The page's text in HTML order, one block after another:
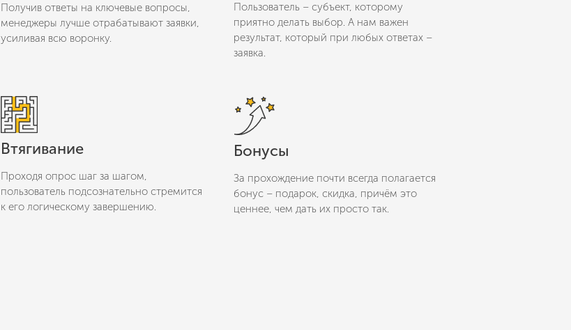
Получив ответы на ключевые вопросы,
менеджеры лучше отрабатывают заявки,
усиливая всю воронку.
Пользователь – субъект, которому
приятно делать выбор. А нам важен
результат, который при любых ответах –
заявка.
Втягивание
Проходя опрос шаг за шагом,
пользователь подсознательно стремится
к его логическому завершению.
Бонусы
За прохождение почти всегда полагается
бонус – подарок, скидка, причём это
ценнее, чем дать их просто так.